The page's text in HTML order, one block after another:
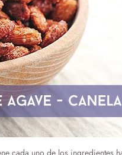
cada uno de los ingredientes